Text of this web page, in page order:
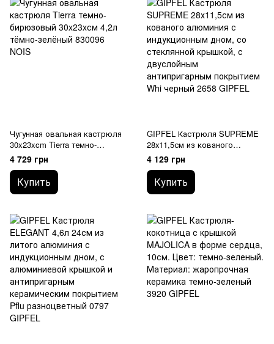
Чугунная овальная кастрюля
30x23xcm Tierra темно-
бирюзовый 830096 NOIS
4 729 грн
Купить
GIPFEL Кастрюля SUPREME
28х11,5см из кованого
алюминия с индукционным
дном, со стеклянной
крышкой, с двуслойным
антипригарным покрытием
4 129 грн
Купить